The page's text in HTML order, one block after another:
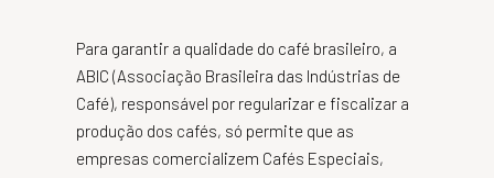
Para garantir a qualidade do café brasileiro, a
ABIC (Associação Brasileira das Indústrias de
Café), responsável por regularizar e fiscalizar a
produção dos cafés, só permite que as
empresas comercializem Cafés Especiais,